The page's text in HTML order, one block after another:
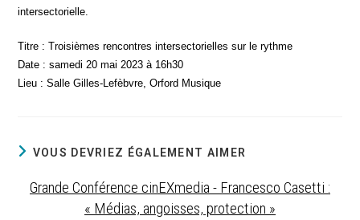
intersectorielle.
Titre : Troi­sièmes ren­contres inter­sec­to­rielles sur le rythme
Date : same­di 20 mai 2023 à 16h30
Lieu : Salle Gilles-Lefèbvre, Orford Musique
VOUS DEVRIEZ ÉGALEMENT AIMER
Grande Conférence cinEXmedia - Francesco Casetti :
« Médias, angoisses, protection »